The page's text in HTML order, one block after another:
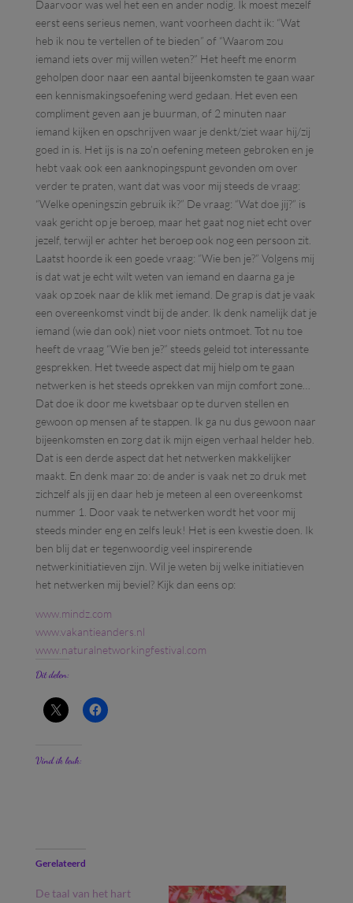
Daarvoor was wel het een en ander nodig. Ik moest mezelf
eerst eens serieus nemen, want voorheen dacht ik: “Wat
heb ik nou te vertellen of te bieden” of “Waarom zou
iemand iets over mij willen weten?” Het heeft me enorm
geholpen door naar een aantal bijeenkomsten te gaan waar
een kennismakingsoefening werd gedaan. Het even een
compliment geven aan je buurman, of 2 minuten naar
iemand kijken en opschrijven waar je denkt/ziet waar hij/zij
goed in is. Het ijs is na zo’n oefening meteen gebroken en je
hebt vaak ook een aanknopingspunt gevonden om over
verder te praten, want dat was voor mij steeds de vraag:
“Welke openingszin gebruik ik?” De vraag: “Wat doe jij?” is
vaak gericht op je beroep, maar het gaat nog niet echt over
jezelf, terwijl er achter het beroep ook nog een persoon zit.
Laatst hoorde ik een goede vraag: “Wie ben je?” Volgens mij
is dat wat je echt wilt weten van iemand en daarna ga je
vaak op zoek naar de klik met iemand. De grap is dat je vaak
een overeenkomst vindt bij de ander. Ik denk namelijk dat je
iemand (wie dan ook) niet voor niets ontmoet. Tot nu toe
heeft de vraag “Wie ben je?” steeds geleid tot interessante
gesprekken. Het tweede aspect dat mij hielp om te gaan
netwerken is het steeds oprekken van mijn comfort zone…
Dat doe ik door me kwetsbaar op te durven stellen en
gewoon op mensen af te stappen. Ik ga nu dus gewoon naar
bijeenkomsten en zorg dat ik mijn eigen verhaal helder heb.
Dat is een derde aspect dat het netwerken makkelijker
maakt. En denk maar zo: de ander is vaak net zo druk met
zichzelf als jij en daar heb je meteen al een overeenkomst
nummer 1. Door vaak te netwerken wordt het voor mij
steeds minder eng en zelfs leuk! Het is een kwestie doen. Ik
ben blij dat er tegenwoordig veel inspirerende
netwerkinitiatieven zijn. Wil je weten bij welke initiatieven
het netwerken mij beviel? Kijk dan eens op:
www.mindz.com
www.vakantieanders.nl
www.naturalnetworkingfestival.com
Dit delen:
Vind ik leuk:
Gerelateerd
De taal van het hart